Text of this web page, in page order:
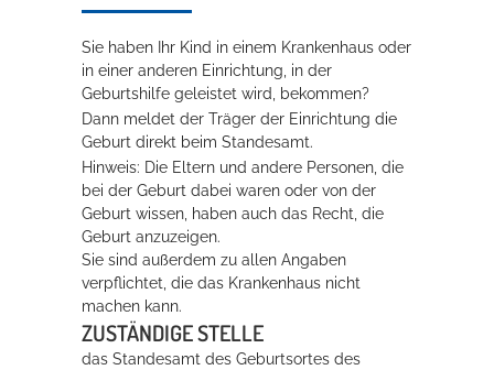
Wirtschaft
Rathaus
Service
Konzerte, Tagungen und vieles mehr
Die Stadthalle Hockenheim bietet den perfekten Standort für Events
mehr dazu...
Sie haben Ihr Kind in einem Krankenhaus oder
in einer anderen Einrichtung, in der
Geburtshilfe geleistet wird, bekommen?
Dann meldet der Träger der Einrichtung die
Geburt direkt beim Standesamt.
Hinweis: Die Eltern und andere Personen, die
bei der Geburt dabei waren oder von der
Geburt wissen, haben auch das Recht, die
Geburt anzuzeigen.
Sie sind außerdem zu allen Angaben
verpflichtet, die das Krankenhaus nicht
machen kann.
ZUSTÄNDIGE STELLE
das Standesamt des Geburtsortes des